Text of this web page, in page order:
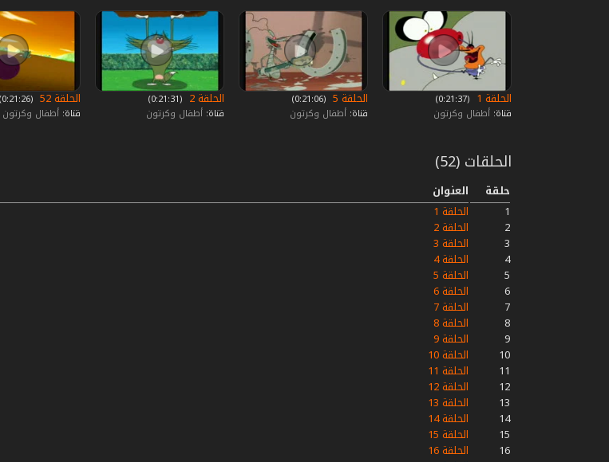
الحلقة 1
‏ (0:21:37)
قناة: أطفال وكرتون
الحلقة 5
‏ (0:21:06)
قناة: أطفال وكرتون
الحلقة 2
‏ (0:21:31)
قناة: أطفال وكرتون
الحلقة 52
‏ (0:21:26)
قناة: أطفال وكرتون
الحلقات (52)
حلقة العنوان
1
الحلقة 1
2
الحلقة 2
3
الحلقة 3
4
الحلقة 4
5
الحلقة 5
6
الحلقة 6
7
الحلقة 7
8
الحلقة 8
9
الحلقة 9
10
الحلقة 10
11
الحلقة 11
12
الحلقة 12
13
الحلقة 13
14
الحلقة 14
15
الحلقة 15
16
الحلقة 16